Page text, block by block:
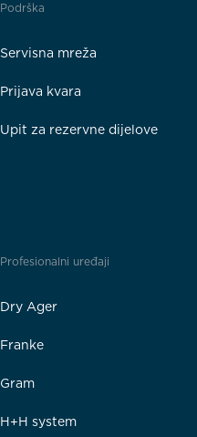
Podrška
Servisna mreža
Prijava kvara
Upit za rezervne dijelove
Profesionalni uređaji
Dry Ager
Franke
Gram
H+H system